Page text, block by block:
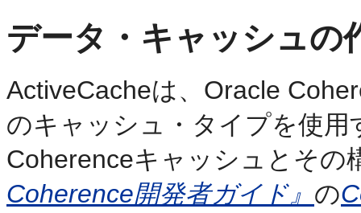
データ・キャッシュの
ActiveCacheは、Oracle
のキャッシュ・タイプを使
Coherenceキャッシュとその
Coherence開発者ガイド』 の